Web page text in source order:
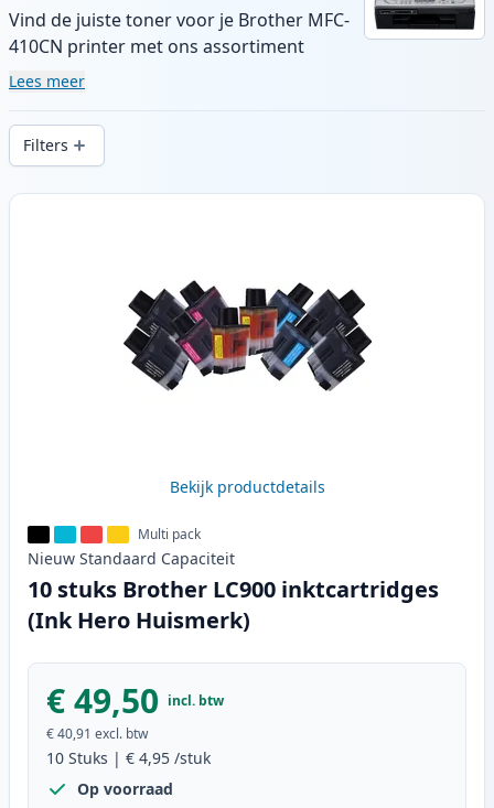
Vind de juiste toner voor je Brother MFC-
410CN printer met ons assortiment
compatibele en high-yield cartridges.
snelle levering vanuit lokale voorraad in .
Lees meer
Filters
Producten
Bekijk productdetails
Multi pack
Nieuw Standaard Capaciteit
10 stuks Brother LC900 inktcartridges
(Ink Hero Huismerk)
€ 49,50 incl. btw
€ 40,91 excl. btw
10 Stuks | € 4,95 /stuk
Op voorraad